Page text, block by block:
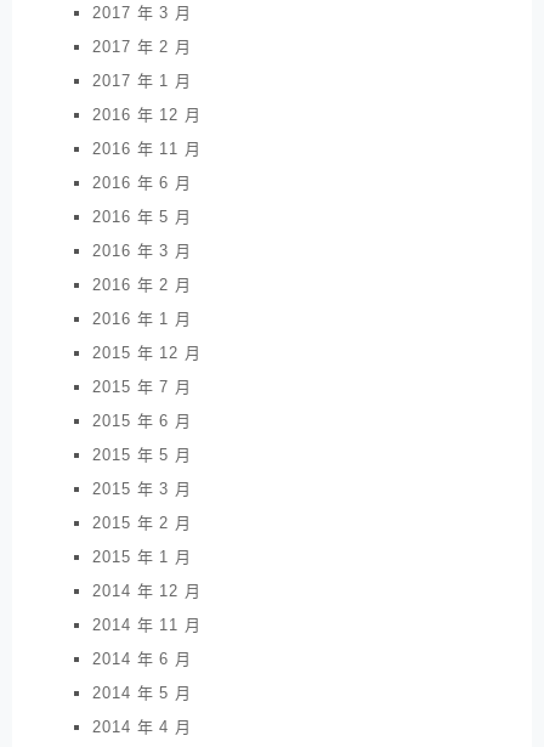
2017 年 3 月
2017 年 2 月
2017 年 1 月
2016 年 12 月
2016 年 11 月
2016 年 6 月
2016 年 5 月
2016 年 3 月
2016 年 2 月
2016 年 1 月
2015 年 12 月
2015 年 7 月
2015 年 6 月
2015 年 5 月
2015 年 3 月
2015 年 2 月
2015 年 1 月
2014 年 12 月
2014 年 11 月
2014 年 6 月
2014 年 5 月
2014 年 4 月